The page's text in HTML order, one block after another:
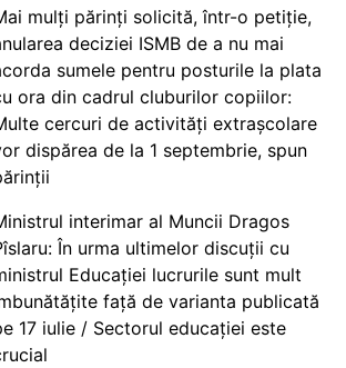
mulți părinți solicită, într-o petiție,
deciziei ISMB de a nu mai
sumele pentru posturile la plata
ora din cadrul cluburilor copiilor:
cercuri de activități extrașcolare
dispărea de la 1 septembrie, spun
interimar al Muncii Dragos
În urma ultimelor discuții cu
Educației lucrurile sunt mult
față de varianta publicată
17 iulie / Sectorul educației este